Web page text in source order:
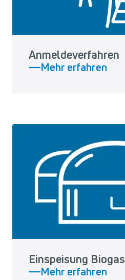
Anmeldeverfahren
Mehr erfahren
Einspeisung Biogas
Mehr erfahren